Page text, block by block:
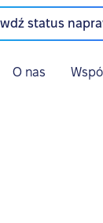
status
O nas